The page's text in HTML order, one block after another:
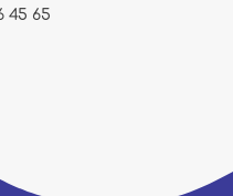
45 65